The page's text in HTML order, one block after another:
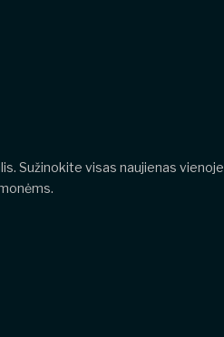
Sužinokite visas naujienas vienoje